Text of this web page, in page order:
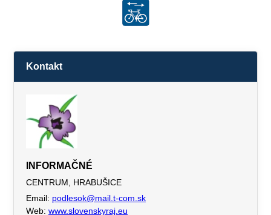
Kontakt
INFORMAČNÉ
CENTRUM, HRABUŠICE
Email: podlesok@mail.t-com.sk
Web: www.slovenskyraj.eu